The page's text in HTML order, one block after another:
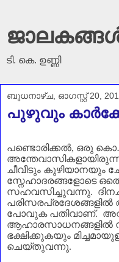
ടി. കെ. ഉണ്ണി
ബുധനാഴ്‌ച, ഓഗസ്റ്റ് 20,
പുഴുവും
പണ്ടൊരിക്കൽ, ഒരു
ചീവീടും കുഴിയാനയും
സ്നേഹാദരങ്ങളോടെ
സഹവസിച്ചുവന്നു.
പോവുക പതിവാണ്‌.
ആഹാരസാധനങ്ങളിൽ
ഭക്ഷിക്കുകയും
ചെയ്തുവന്നു.